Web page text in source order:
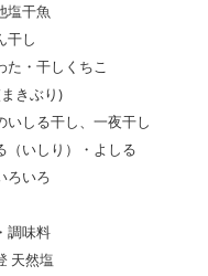
塩干魚
干し
た・干しくちこ
きぶり)
いしる干し、一夜干し
（いしり）・よしる
ろいろ
調味料
天然塩